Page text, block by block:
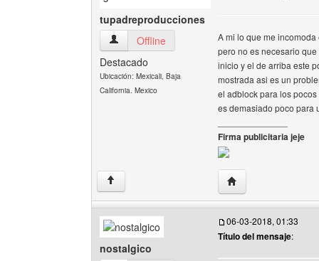
tupadreproducciones
tupadreproducciones Ver perfil del usuario
Offline
Destacado
Ubicación: Mexicali, Baja
California. Mexico
A mi lo que me
pero no es necesario
inicio y el de arriba este
mostrada asi es un
el adblock para los
es demasiado poco para
Firma publicitaria jeje
↑ Visitar sitio web del
nostalgico
06-03-2018, 01:33
Título del mensaje: